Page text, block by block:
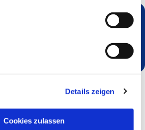
Details zeigen
Cookies zulassen